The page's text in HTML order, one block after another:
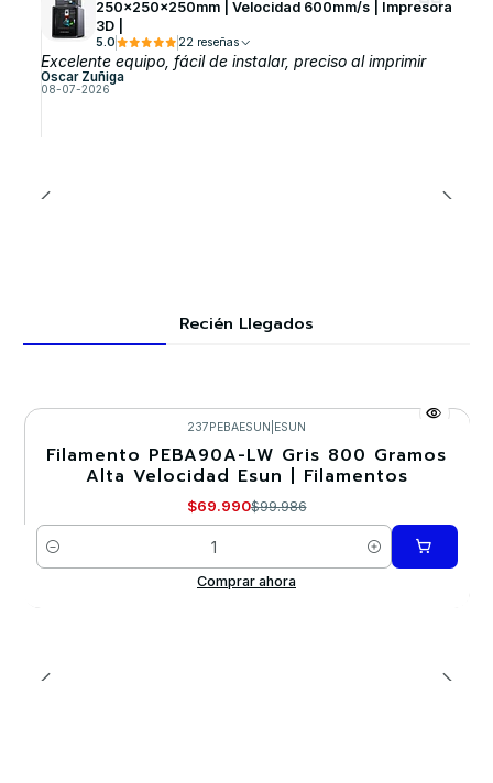
250x250x250mm | Velocidad 600mm/s | Impresora
3D |
5.0 22 reseñas
Excelente equipo, fácil de instalar, preciso al imprimir
Oscar Zuñiga
08-07-2026
Recién Llegados
-30%
237PEBAESUN ESUN
Filamento PEBA90A-LW Gris 800 Gramos
Alta Velocidad Esun | Filamentos
$69.990$99.986
Cantidad
Comprar ahora